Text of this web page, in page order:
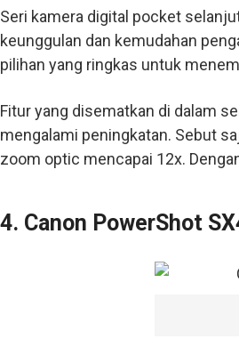
Seri kamera digital pocket
keunggulan dan kemudahan
pilihan yang ringkas untuk
Fitur yang disematkan di dalam
mengalami peningkatan. Sebut
zoom optic mencapai 12x.
4. Canon PowerShot